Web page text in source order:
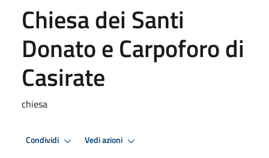
Chiesa dei Santi
Donato e Carpoforo di
Casirate
chiesa
Condividi Vedi azioni